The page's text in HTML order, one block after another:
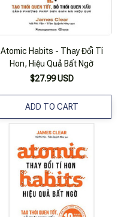
Atomic Habits - Thay Đổi Tí
Hon, Hiệu Quả Bất Ngờ
$27.99 USD
ADD TO CART